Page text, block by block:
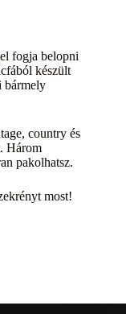
fogja belopni
készült
bármely
country és
Három
pakolhatsz.
most!